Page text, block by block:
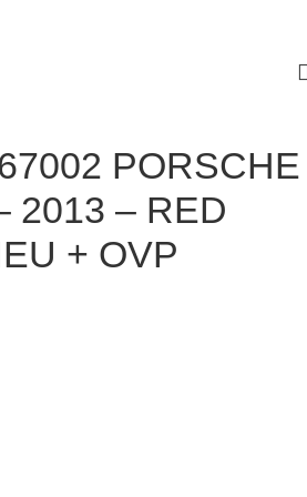
PORSCHE
2013 – RED
+ OVP